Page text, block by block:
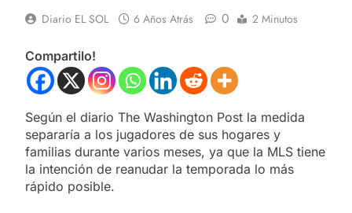
Diario EL SOL 6 Años Atrás 0 2 Minutos
Compartilo!
Según el diario The Washington Post la medida
separaría a los jugadores de sus hogares y
familias durante varios meses, ya que la MLS tiene
la intención de reanudar la temporada lo más
rápido posible.